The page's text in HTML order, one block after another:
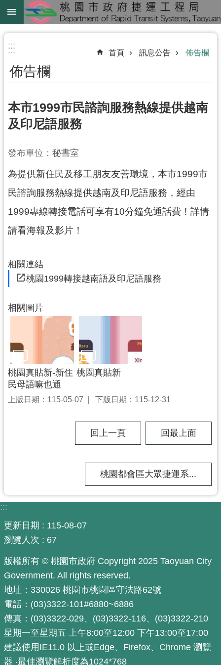
跳到主要內容區塊
綠
綠
延
中
鐵
路
下
進
尋
我
們
息
公
告
業
政
平
臺
政
府
資
訊
公
開
機
關
:::
::: 首頁 訊息公告 佈告欄
佈告欄
本市1999市民諮詢服務熱線提供越南
及印尼語服務
發布單位：秘書室
為提供新住民及移工朋友友善環境，本市1999市
民諮詢服務熱線提供越南及印尼語服務，經由
1999專線轉接電話可享有10分鐘免通話費！詳情
請看海報及影片！
相關連結
桃園1999轉接越南語及印尼語服務
相關圖片
桃園真貼新-新住
民母語嘛也通
桃園真貼新
上版日期：115-05-07 下版日期：115-12-31
回上一頁 回最上面
桃園都會區大眾捷運系...
:::
更新日期
115-08-07
瀏覽人次
67
版權所有 © 桃園市政府 Copyright 2025 Taoyuan City
Government. All rights reserved.
地址：330026 桃園市桃園區守法路62號
電話：(03)3322-101#6880~6886
傳真：(03)3322-029、(03)3322-116、(03)3322-210
星期一至星期五 上午8:00至12:00 下午13:00至17:00
建議使用IE11.0 以上或Edge、Firefox、Chrome 瀏覽
器 ‧最佳瀏覽解析度為1024*768